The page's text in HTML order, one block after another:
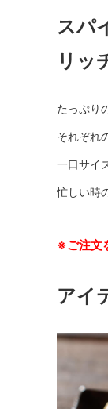
スパ
リッ
たっぷり
それぞれ
一口サイ
忙しい時
※ご注文
アイ